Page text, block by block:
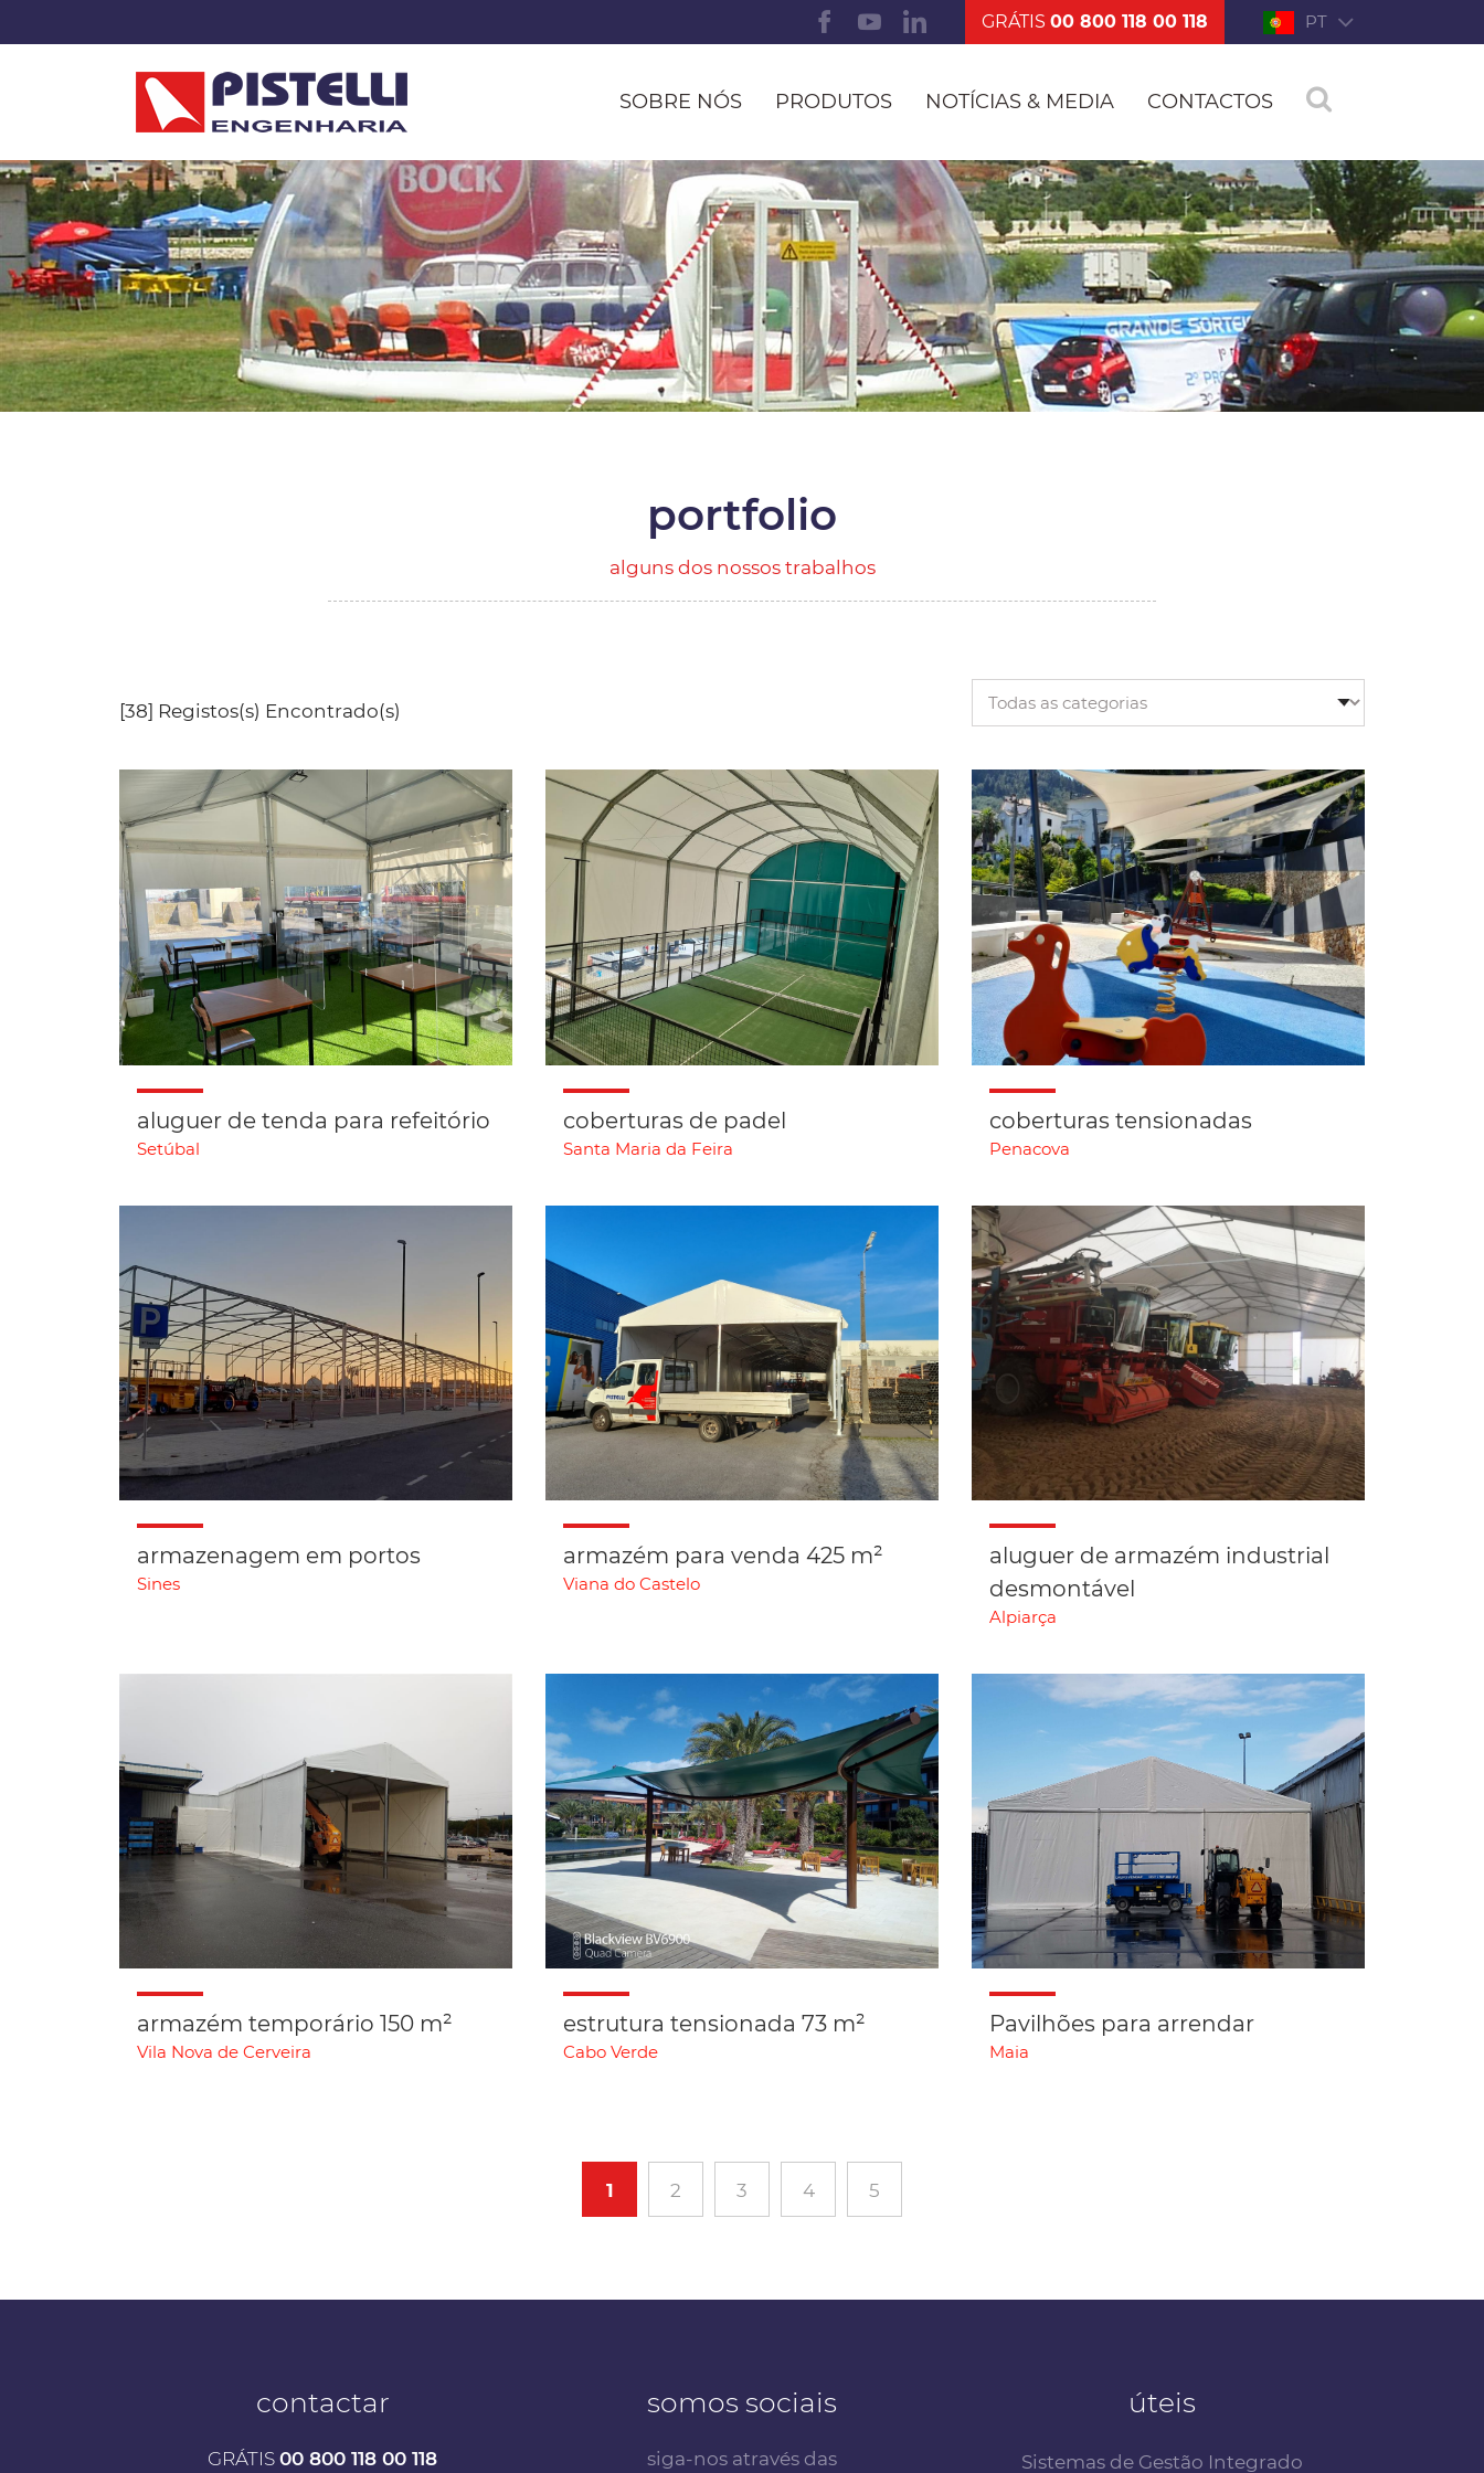
GRÁTIS00 800 118 00 118 PT
SOBRE NÓS PRODUTOS NOTÍCIAS & MEDIA CONTACTOS
portfolio
alguns dos nossos trabalhos
[38] Registos(s) Encontrado(s)
aluguer de tenda para refeitório
Setúbal
coberturas de padel
Santa Maria da Feira
coberturas tensionadas
Penacova
armazenagem em portos
Sines
armazém para venda 425 m²
Viana do Castelo
aluguer de armazém industrial
desmontável
Alpiarça
armazém temporário 150 m²
Vila Nova de Cerveira
estrutura tensionada 73 m²
Cabo Verde
Pavilhões para arrendar
Maia
1 2 3 4 5
contactar
GRÁTIS 00 800 118 00 118
somos sociais
siga-nos através das
úteis
Sistemas de Gestão Integrado